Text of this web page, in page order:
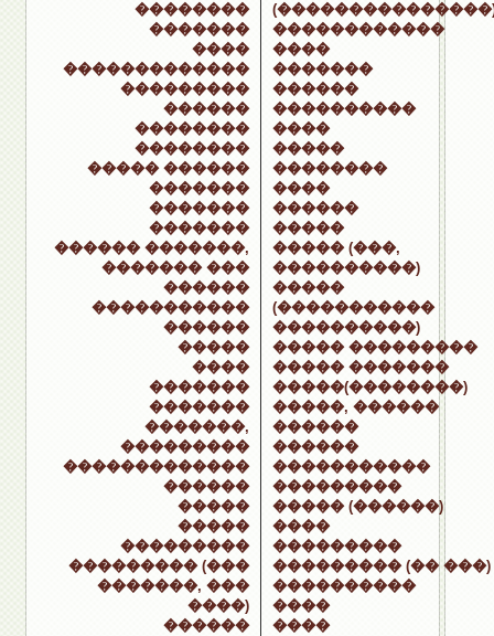
��������
�������
����
�������������
���������
������
��������
��������
����� ������
�������
�������
�������
������ �������,
������� ���
������
�����������
������
�����
����
�������
�������
�������,
���������
�������������
������
�����
�����
���������
��������� (���
�������, ���
����)
������
������������
����
�������
������
����������
����
�����
��������
����
������
�����
����� (���,
����������)
�����
(�����������
����������)
����� ���������
����� �������
�����(��������)
�����, ������
������
������
�����������
���������
����� (������)
����
���������
��������� (�� ���)
����������
����
����